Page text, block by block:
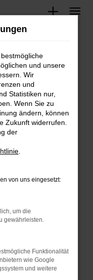
können:
deine
Beispiel deine
Seiten
in einem
privaten
und unsere
Wir
und
Statistiken nur,
Wenn Sie zu
ändern, können
Zukunft widerrufen.
der
von uns eingesetzt:
um die
gewährleisten.
Funktionalität
wie Google
und weitere